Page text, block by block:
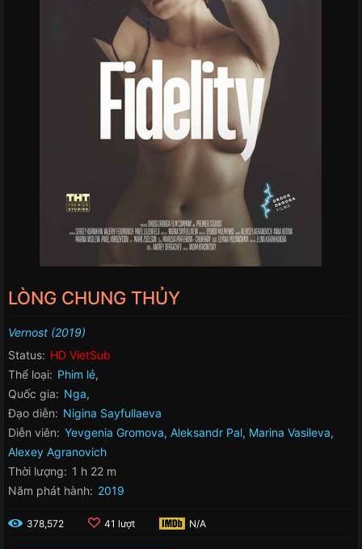
LÒNG CHUNG THỦY
Vernost (2019)
Status: HD VietSub
Thể loại: Phim lẻ,
Quốc gia: Nga,
Đạo diễn: Nigina Sayfullaeva
Diễn viên: Yevgenia Gromova, Aleksandr Pal, Marina Vasileva,
Alexey Agranovich
Thời lượng: 1 h 22 m
Năm phát hành: 2019
378,572 41 lượt N/A